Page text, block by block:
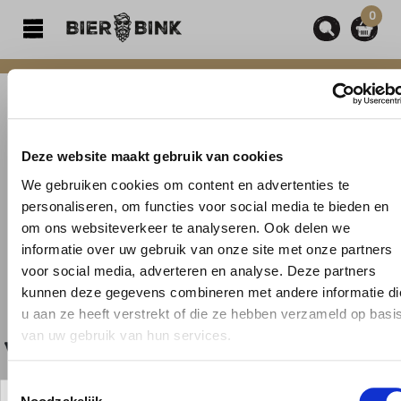
Deze website maakt gebruik van cookies
We gebruiken cookies om content en advertenties te
personaliseren, om functies voor social media te bieden en
om ons websiteverkeer te analyseren. Ook delen we
informatie over uw gebruik van onze site met onze partners
voor social media, adverteren en analyse. Deze partners
kunnen deze gegevens combineren met andere informatie
u aan ze heeft verstrekt of die ze hebben verzameld op
van uw gebruik van hun services.
Toestemmingsselectie
0
UW